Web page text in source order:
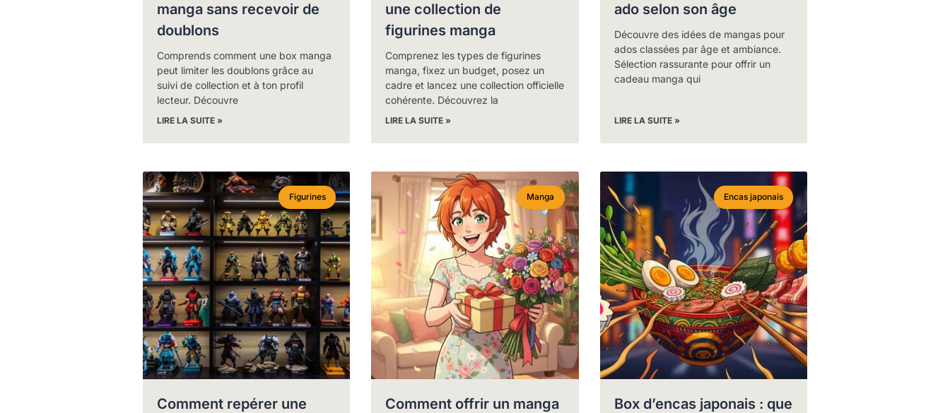
manga sans recevoir de
doublons
Comprends comment une box manga
peut limiter les doublons grâce au
suivi de collection et à ton profil
lecteur. Découvre
LIRE LA SUITE »
une collection de
figurines manga
Comprenez les types de figurines
manga, fixez un budget, posez un
cadre et lancez une collection officielle
cohérente. Découvrez la
LIRE LA SUITE »
ado selon son âge
Découvre des idées de mangas pour
ados classées par âge et ambiance.
Sélection rassurante pour offrir un
cadeau manga qui
LIRE LA SUITE »
Figurines
Comment repérer une
Manga
Comment offrir un manga
Encas japonais
Box d’encas japonais : que